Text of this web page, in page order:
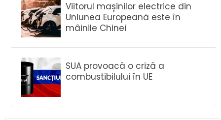
Viitorul mașinilor electrice din
Uniunea Europeană este în
mâinile Chinei
SUA provoacă o criză a
combustibilului în UE